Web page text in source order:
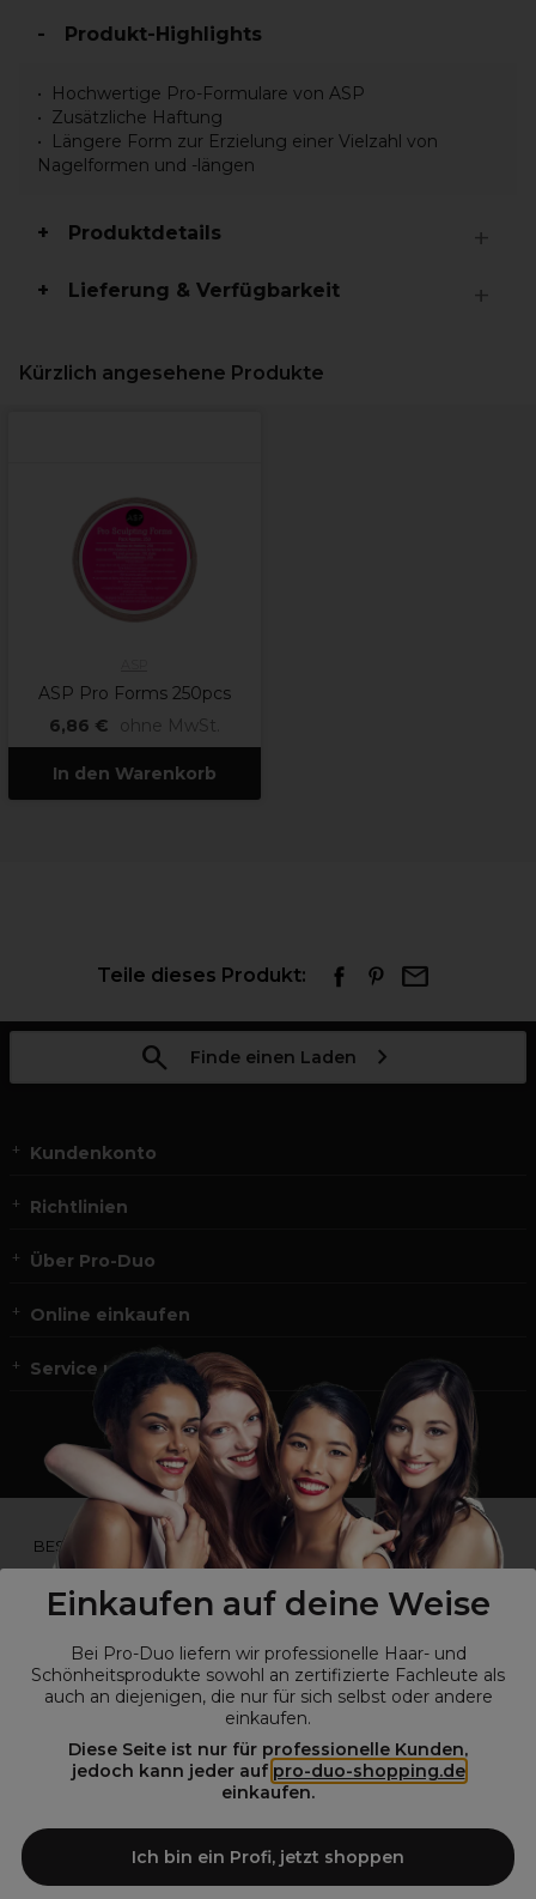
Einkaufen auf deine Weise
Bei Pro-Duo liefern wir professionelle Haar- und
Schönheitsprodukte sowohl an zertifizierte Fachleute als
auch an diejenigen, die nur für sich selbst oder andere
einkaufen.
Diese Seite ist nur für professionelle Kunden,
jedoch kann jeder auf pro-duo-shopping.de
einkaufen.
Ich bin ein Profi, jetzt shoppen
Produkt-Highlights
Hochwertige Pro-Formulare von ASP
Zusätzliche Haftung
Längere Form zur Erzielung einer Vielzahl von
Nagelformen und -längen
Produktdetails
Lieferung & Verfügbarkeit
Kürzlich angesehene Produkte
ASP Pro Forms 250pcs
6,86 €
ohne MwSt.
In den Warenkorb
Teile dieses Produkt:
Finde einen Laden
Kundenkonto
Richtlinien
Über Pro-Duo
Online einkaufen
Service und Kontakt
*Du bist kein Profikunde?
BESUCHE
UNSERE WEBSEITE FÜR ENDVERBRAUCHER.*
Pro-Duo ist Ihr zuverlässiger Partner für hochwertige Produkte im
Friseur- und Kosmetikbereich. Unsere sorgfältig ausgewählten,